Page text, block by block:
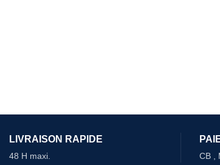
LIVRAISON RAPIDE
48 H maxi. CB ,